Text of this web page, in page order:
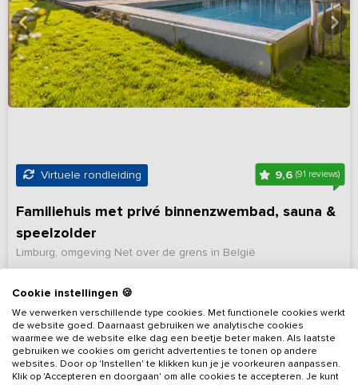
Virtuele rondleiding 9,6(91 reviews)
Familiehuis met privé binnenzwembad, sauna &
speelzolder
Limburg, omgeving Net over de grens in België
Bekijk details
Cookie instellingen 🍪
We verwerken verschillende type cookies. Met functionele cookies werkt
de website goed. Daarnaast gebruiken we analytische cookies
waarmee we de website elke dag een beetje beter maken. Als laatste
gebruiken we cookies om gericht advertenties te tonen op andere
websites. Door op 'Instellen' te klikken kun je je voorkeuren aanpassen.
Klik op 'Accepteren en doorgaan' om alle cookies te accepteren. Je kunt